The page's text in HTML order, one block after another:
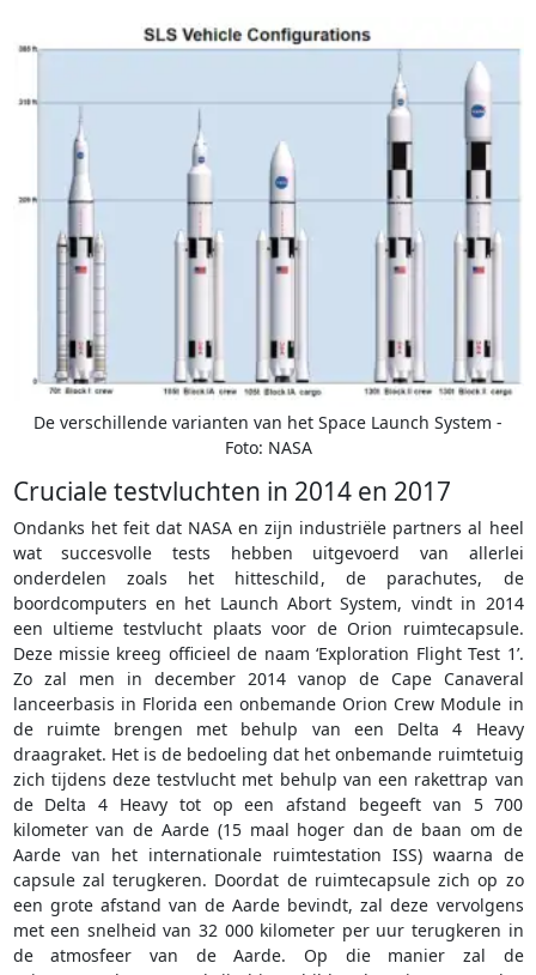
De verschillende varianten van het Space Launch System -
Foto: NASA
Cruciale testvluchten in 2014 en 2017
Ondanks het feit dat NASA en zijn industriële partners al heel
wat succesvolle tests hebben uitgevoerd van allerlei
onderdelen zoals het hitteschild, de parachutes, de
boordcomputers en het Launch Abort System, vindt in 2014
een ultieme testvlucht plaats voor de Orion ruimtecapsule.
Deze missie kreeg officieel de naam ‘Exploration Flight Test 1’.
Zo zal men in december 2014 vanop de Cape Canaveral
lanceerbasis in Florida een onbemande Orion Crew Module in
de ruimte brengen met behulp van een Delta 4 Heavy
draagraket. Het is de bedoeling dat het onbemande ruimtetuig
zich tijdens deze testvlucht met behulp van een rakettrap van
de Delta 4 Heavy tot op een afstand begeeft van 5 700
kilometer van de Aarde (15 maal hoger dan de baan om de
Aarde van het internationale ruimtestation ISS) waarna de
capsule zal terugkeren. Doordat de ruimtecapsule zich op zo
een grote afstand van de Aarde bevindt, zal deze vervolgens
met een snelheid van 32 000 kilometer per uur terugkeren in
de atmosfeer van de Aarde. Op die manier zal de